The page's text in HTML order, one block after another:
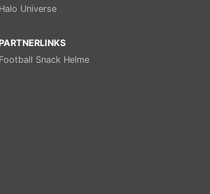
Halo Universe
Football Snack Helme